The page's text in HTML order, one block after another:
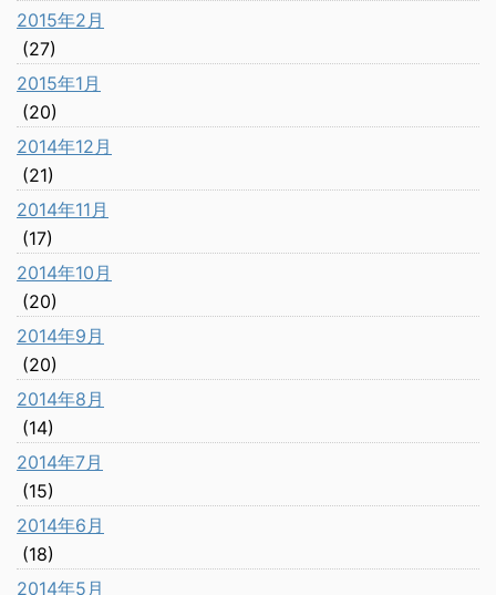
2015年2月
(27)
2015年1月
(20)
2014年12月
(21)
2014年11月
(17)
2014年10月
(20)
2014年9月
(20)
2014年8月
(14)
2014年7月
(15)
2014年6月
(18)
2014年5月